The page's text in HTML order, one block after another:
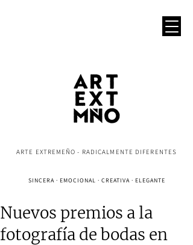
ARTE EXTREMEÑO - RADICALMENTE DIFERENTES
SINCERA · EMOCIONAL · CREATIVA · ELEGANTE
Nuevos premios a la
fotografía de bodas en